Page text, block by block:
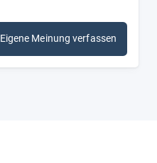
Eigene Meinung verfassen